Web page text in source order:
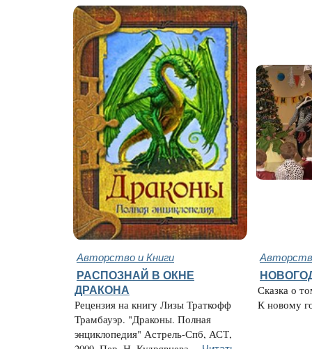
Авторство и Книги
РАСПОЗНАЙ В ОКНЕ
ДРАКОНА
Рецензия на книгу Лизы Траткофф
Трамбауэр. "Драконы. Полная
энциклопедия" Астрель-Спб, АСТ,
Сказка о
К новому